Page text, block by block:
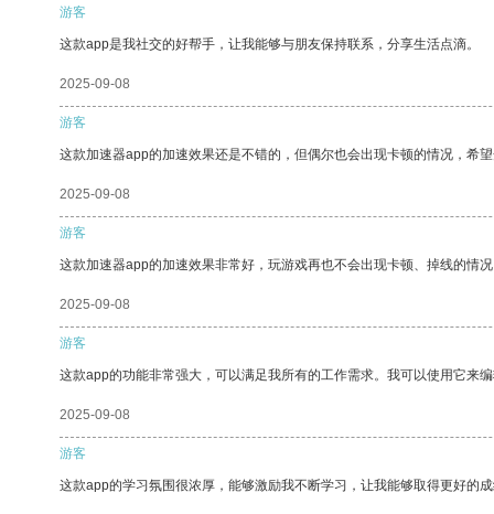
游客
这款app是我社交的好帮手，让我能够与朋友保持联系，分享生活点滴。
2025-09-08
游客
这款加速器app的加速效果还是不错的，但偶尔也会出现卡顿的情况，希
2025-09-08
游客
这款加速器app的加速效果非常好，玩游戏再也不会出现卡顿、掉线的情
2025-09-08
游客
这款app的功能非常强大，可以满足我所有的工作需求。我可以使用它来
2025-09-08
游客
这款app的学习氛围很浓厚，能够激励我不断学习，让我能够取得更好的